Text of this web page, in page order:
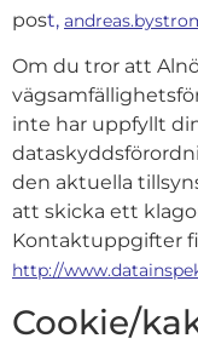
post,
Om du tror att
inte har uppfyllt
den aktuella
att skicka ett
Kontaktuppgifter
http://
Cookie/